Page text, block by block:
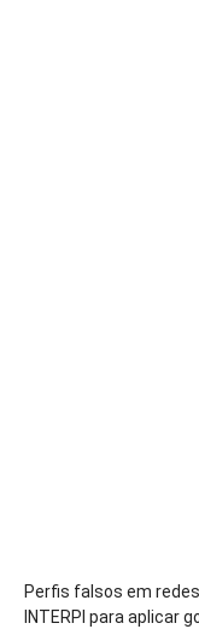
Perfis falsos em
INTERPI para aplicar